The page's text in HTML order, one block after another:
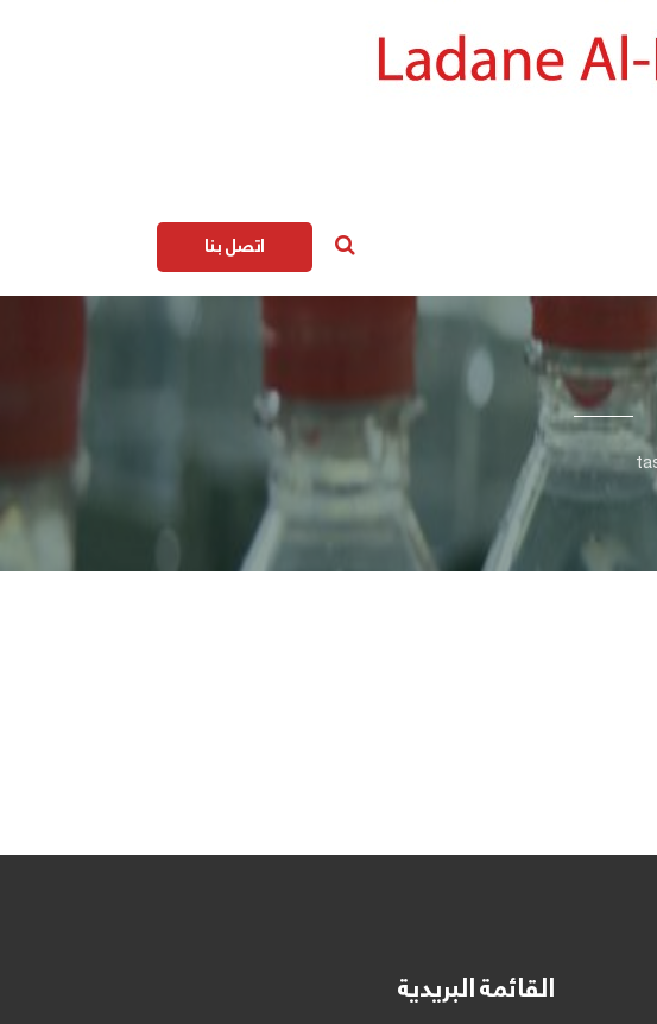
اتصل بنا
القائمة البريدية